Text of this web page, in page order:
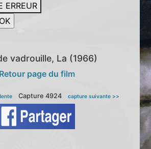
ERREUR
vadrouille, La (1966)
Retour page du film
Capture 4924 capture suivante >>